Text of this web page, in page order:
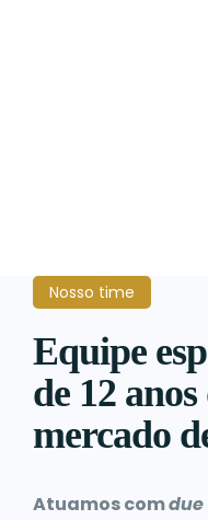
Nosso time
Equipe
de 12
mercado
Atuamos com